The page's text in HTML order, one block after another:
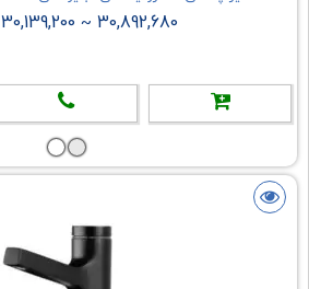
30,892,680
~
30,139,200